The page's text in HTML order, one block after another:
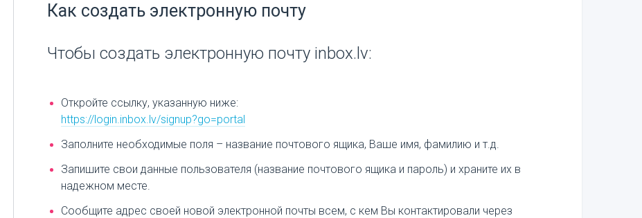
Как создать электронную почту
Чтобы создать электронную почту inbox.lv:
Откройте ссылку, указанную ниже:
https://login.inbox.lv/signup?go=portal
Заполните необходимые поля – название почтового ящика, Ваше имя, фамилию и т.д.
Запишите свои данные пользователя (название почтового ящика и пароль) и храните их в
надежном месте.
Сообщите адрес своей новой электронной почты всем, с кем Вы контактировали через